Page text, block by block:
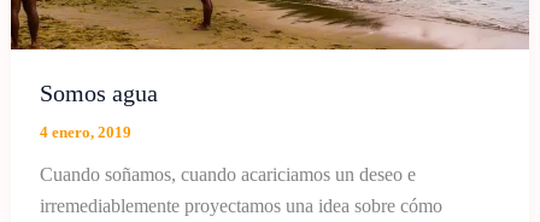
Somos agua
4 enero, 2019
Cuando soñamos, cuando acariciamos un deseo e
irremediablemente proyectamos una idea sobre cómo